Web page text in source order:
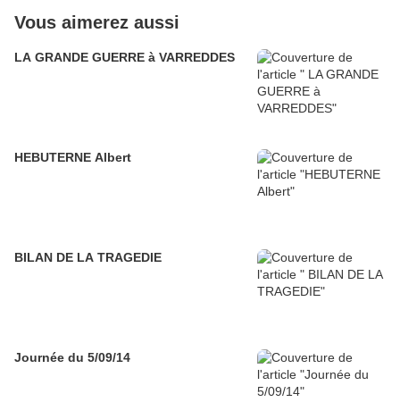
Vous aimerez aussi
LA GRANDE GUERRE à VARREDDES
HEBUTERNE Albert
BILAN DE LA TRAGEDIE
Journée du 5/09/14